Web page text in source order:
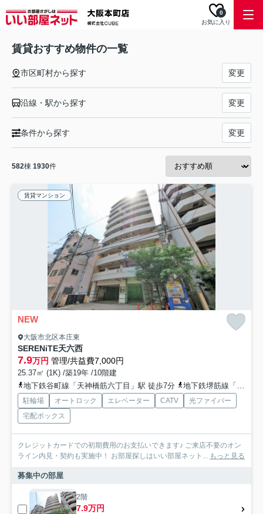
お気に入り
0
賃貸おすすめ物件の一覧
市区町村から探す 変更
沿線・駅から探す 変更
条件から探す 変更
582棟 1930件
賃貸マンション
NEW
大阪市北区本庄東
SERENiTE天六西
7.9万円 管理/共益費7,000円
25.37㎡ (1K) /築19年 /10階建
地下鉄谷町線「天神橋筋六丁目」駅 徒歩7分
地下鉄堺筋線「天神橋筋六丁目」駅 徒歩7分
駐輪場 オートロック エレベーター CATV
光ファイバー
宅配ボックス
クレジットカードでの初期費用のお支払いできます♪ ご来店不要のオン
ライン内見・契約も実施中！ お部屋探しはいい部屋ネット... もっと見る
募集中の部屋
2階
7.9万円